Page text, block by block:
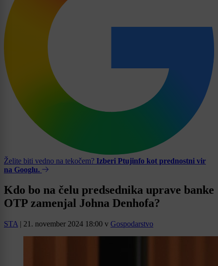
Želite biti vedno na tekočem? Izberi Ptujinfo kot prednostni vir
na Googlu.
Kdo bo na čelu predsednika uprave banke
OTP zamenjal Johna Denhofa?
STA | 21. november 2024 18:00 v Gospodarstvo